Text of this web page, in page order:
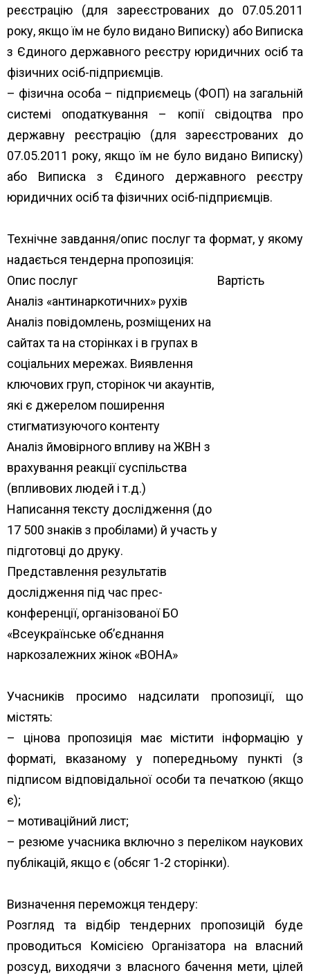
реєстрацію (для зареєстрованих до 07.05.2011
року, якщо їм не було видано Виписку) або Виписка
з Єдиного державного реєстру юридичних осіб та
фізичних осіб-підприємців.
– фізична особа – підприємець (ФОП) на загальній
системі оподаткування – копії свідоцтва про
державну реєстрацію (для зареєстрованих до
07.05.2011 року, якщо їм не було видано Виписку)
або Виписка з Єдиного державного реєстру
юридичних осіб та фізичних осіб-підприємців.
Технічне завдання/опис послуг та формат, у якому
надається тендерна пропозиція:
Опис послуг
Вартість
Аналіз «антинаркотичних» рухів
Аналіз повідомлень, розміщених на
сайтах та на сторінках і в групах в
соціальних мережах. Виявлення
ключових груп, сторінок чи акаунтів,
які є джерелом поширення
стигматизуючого контенту
Аналіз ймовірного впливу на ЖВН з
врахування реакції суспільства
(впливових людей і т.д.)
Написання тексту дослідження (до
17 500 знаків з пробілами) й участь у
підготовці до друку.
Представлення результатів
дослідження під час прес-
конференції, організованої БО
«Всеукраїнське об’єднання
наркозалежних жінок «ВОНА»
Учасників просимо надсилати пропозиції, що
містять:
– цінова пропозиція має містити інформацію у
форматі, вказаному у попередньому пункті (з
підписом відповідальної особи та печаткою (якщо
є);
– мотиваційний лист;
– резюме учасника включно з переліком наукових
публікацій, якщо є (обсяг 1-2 сторінки).
Визначення переможця тендеру:
Розгляд та відбір тендерних пропозицій буде
проводиться Комісією Організатора на власний
розсуд, виходячи з власного бачення мети, цілей